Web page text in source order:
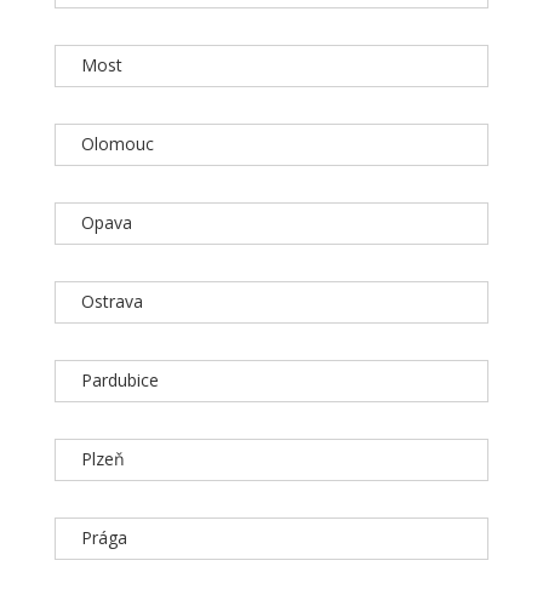
Most
Olomouc
Opava
Ostrava
Pardubice
Plzeň
Prága